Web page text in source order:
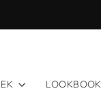
LOOKBOOK